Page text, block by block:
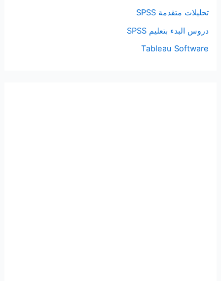
تحليلات متقدمة SPSS
دروس البدء بتعليم SPSS
Tableau Software